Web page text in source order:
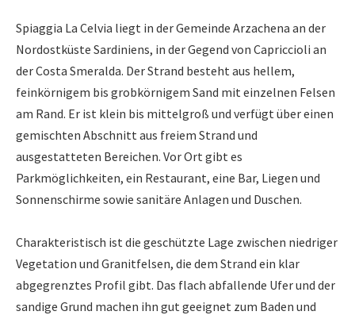
Spiaggia La Celvia liegt in der Gemeinde Arzachena an der
Nordostküste Sardiniens, in der Gegend von Capriccioli an
der Costa Smeralda. Der Strand besteht aus hellem,
feinkörnigem bis grobkörnigem Sand mit einzelnen Felsen
am Rand. Er ist klein bis mittelgroß und verfügt über einen
gemischten Abschnitt aus freiem Strand und
ausgestatteten Bereichen. Vor Ort gibt es
Parkmöglichkeiten, ein Restaurant, eine Bar, Liegen und
Sonnenschirme sowie sanitäre Anlagen und Duschen.
Charakteristisch ist die geschützte Lage zwischen niedriger
Vegetation und Granitfelsen, die dem Strand ein klar
abgegrenztes Profil gibt. Das flach abfallende Ufer und der
sandige Grund machen ihn gut geeignet zum Baden und